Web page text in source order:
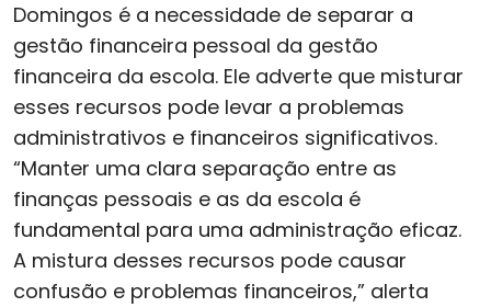
Domingos é a necessidade de separar a
gestão financeira pessoal da gestão
financeira da escola. Ele adverte que misturar
esses recursos pode levar a problemas
administrativos e financeiros significativos.
“Manter uma clara separação entre as
finanças pessoais e as da escola é
fundamental para uma administração eficaz.
A mistura desses recursos pode causar
confusão e problemas financeiros,” alerta